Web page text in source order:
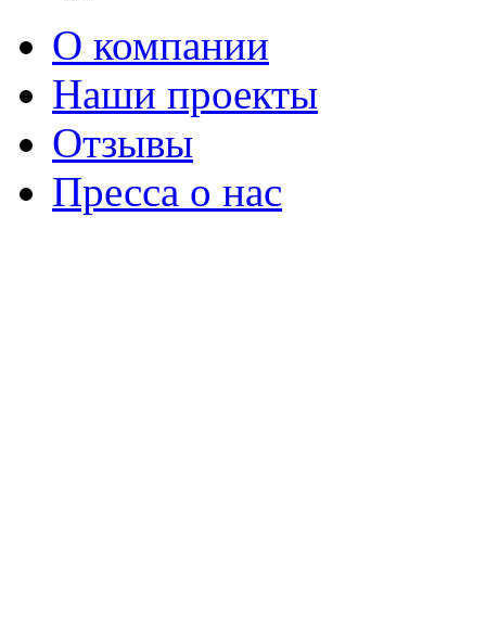
О компании
Наши проекты
Отзывы
Пресса о нас